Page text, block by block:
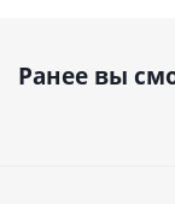
Ранее вы